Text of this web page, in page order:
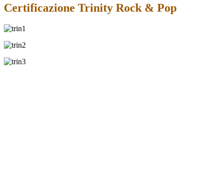
Certificazione Trinity Rock & Pop